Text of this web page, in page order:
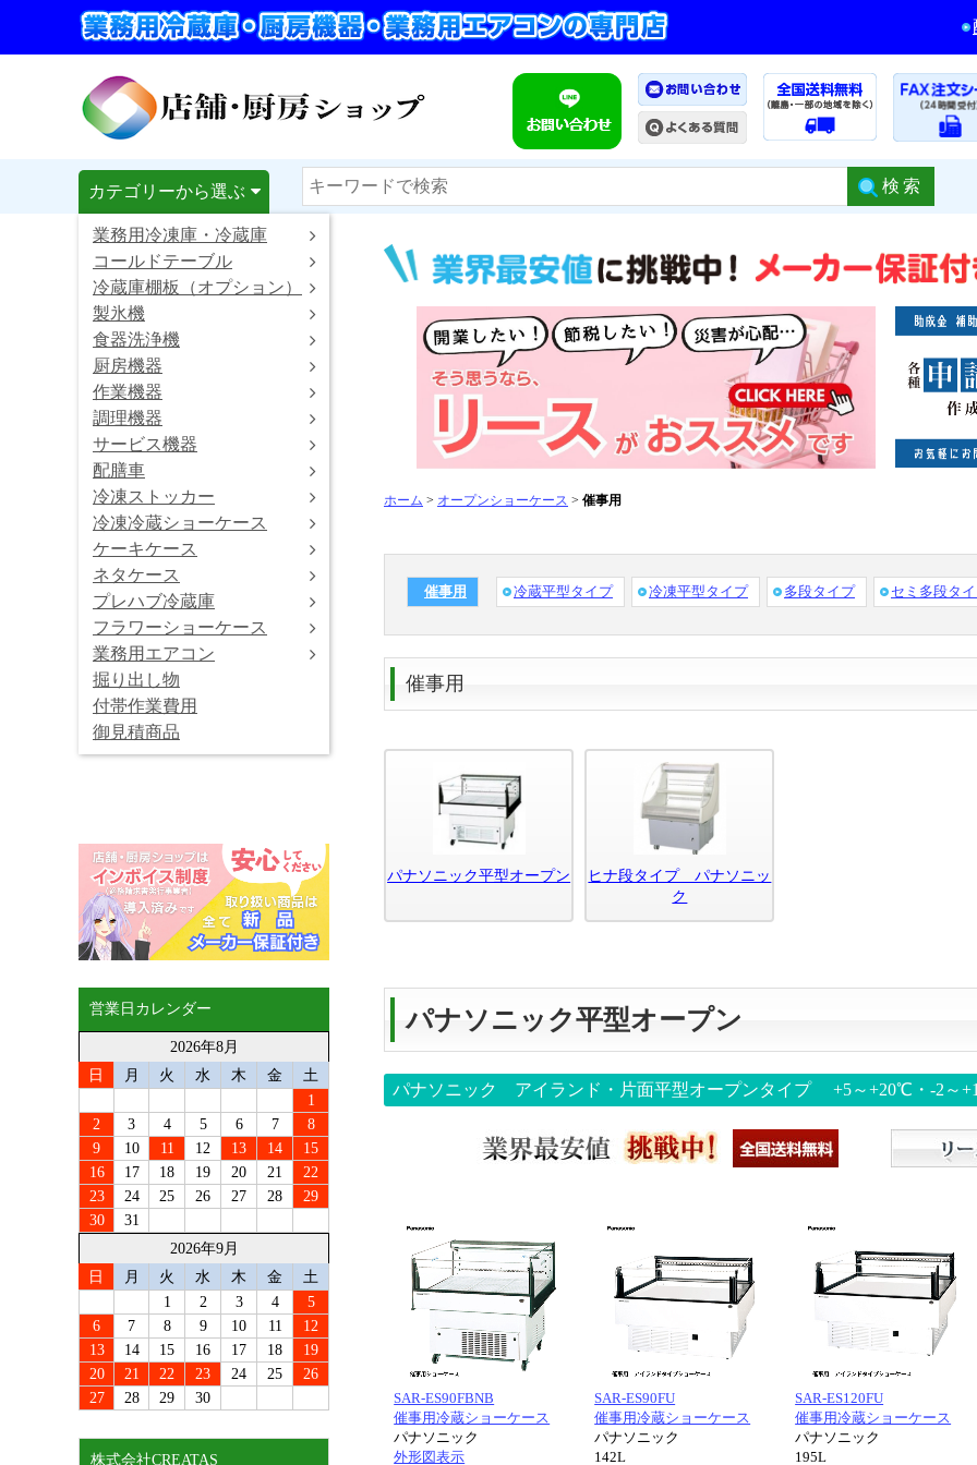
カテゴリーから選ぶ
業務用冷凍庫・冷蔵庫
コールドテーブル
冷蔵庫棚板（オプション）
製氷機
食器洗浄機
厨房機器
作業機器
調理機器
サービス機器
配膳車
冷凍ストッカー
冷凍冷蔵ショーケース
ケーキケース
ネタケース
プレハブ冷蔵庫
フラワーショーケース
業務用エアコン
掘り出し物
付帯作業費用
御見積商品
営業日カレンダー
2026年8月
日
月 火 水 木 金
土
1
2
3 4 5 6 7
8
9
10 11 12 13 14
15
16
17 18 19 20 21
22
23
24 25 26 27 28
29
30
31
2026年9月
日
月 火 水 木 金
土
1
2 3 4
5
6
7 8 9 10 11
12
13
14 15 16 17 18
19
20
21 22 23 24 25
26
27
28 29 30
株式会社CREATAS
ホーム > オープンショーケース > 催事用
催事用 冷蔵平型タイプ 冷凍平型タイプ 多段タイプ セミ多段タ
催事用
パナソニック平型オープン
ヒナ段タイプ パナソニッ
ク
パナソニック平型オープン
パナソニック アイランド・片面平型オープンタイプ +5～+20℃・-2～
SAR-ES90FBNB
催事用冷蔵ショーケース
パナソニック
外形図表示
SAR-ES90FU
催事用冷蔵ショーケース
パナソニック
142L
SAR-ES120FU
催事用冷蔵ショーケース
パナソニック
195L